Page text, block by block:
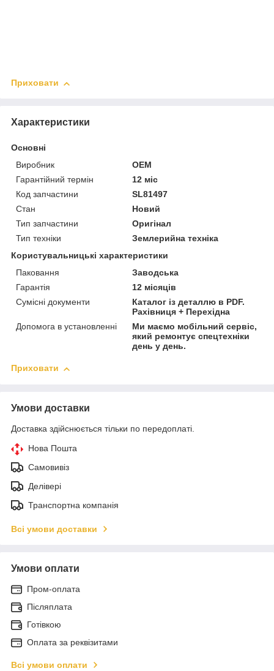
Приховати
Характеристики
Основні
Виробник
OEM
Гарантійний термін
12 міс
Код запчастини
SL81497
Стан
Новий
Тип запчастини
Оригінал
Тип техніки
Землерийна техніка
Користувальницькі характеристики
Паковання
Заводська
Гарантія
12 місяців
Сумісні документи
Каталог із деталлю в PDF.
Рахівниця + Перехідна
Допомога в установленні
Ми маємо мобільний сервіс,
який ремонтує спецтехніки
день у день.
Приховати
Умови доставки
Доставка здійснюється тільки по передоплаті.
Нова Пошта
Самовивіз
Делівері
Транспортна компанія
Всі умови доставки
Умови оплати
Пром-оплата
Післяплата
Готівкою
Оплата за реквізитами
Всі умови оплати